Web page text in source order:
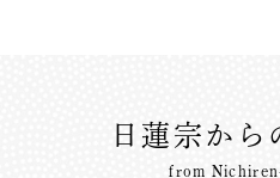
日蓮宗から
from